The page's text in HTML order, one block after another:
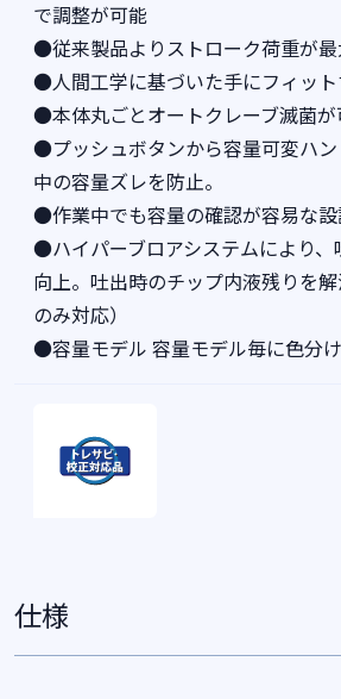
で調整が可能
●従来製品よりストローク荷重が最
●人間工学に基づいた手にフィット
●本体丸ごとオートクレーブ滅菌が
●プッシュボタンから容量可変ハ
中の容量ズレを防止。
●作業中でも容量の確認が容易な設
●ハイパーブロアシステムにより、
向上。吐出時のチップ内液残りを
のみ対応）
●容量モデル 容量モデル毎に色分け
仕様